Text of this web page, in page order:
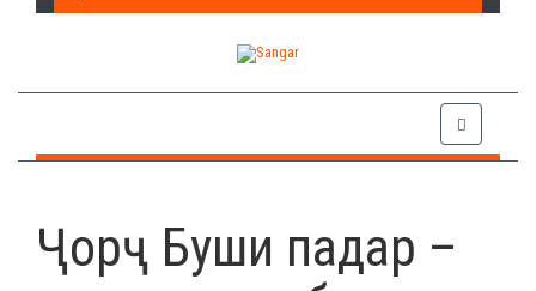
Ҷорҷ Буши падар –